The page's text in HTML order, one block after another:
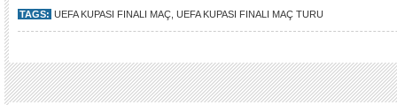
TAGS: UEFA KUPASI FINALI MAÇ UEFA KUPASI FINALI MAÇ TURU